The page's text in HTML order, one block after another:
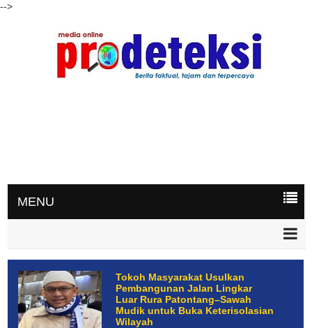
-->
MENU
Tokoh Masyarakat Usulkan
Pembangunan Jalan Lingkar
Luar Rura Patontang–Sawah
Mudik untuk Buka Keterisolasian
Wilayah